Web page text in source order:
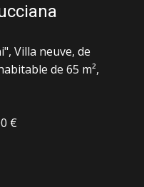
Villa neuve, de
de 65 m²,
€